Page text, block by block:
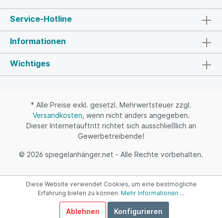
Service-Hotline
Informationen
Wichtiges
* Alle Preise exkl. gesetzl. Mehrwertsteuer zzgl.
Versandkosten , wenn nicht anders angegeben.
Dieser Internetauftritt richtet sich ausschließlich an
Gewerbetreibende!
© 2026 spiegelanhänger.net - Alle Rechte vorbehalten.
Diese Website verwendet Cookies, um eine bestmögliche
Erfahrung bieten zu können. Mehr Informationen ...
Ablehnen Konfigurieren